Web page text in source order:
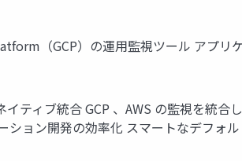
（GCP）の運用監視ツール アプリ
ティブ統合 GCP 、AWS の監視を統
ション開発の効率化 スマートなデフォ